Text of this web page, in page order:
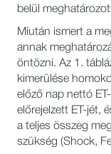
belül
Miután ismert a
annak
öntözni. Az 1.
kimerülése
előző nap nettó
előrejelzett ET-jét,
a teljes összeg
szükség (Shock,